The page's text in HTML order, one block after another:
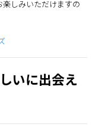
しみいただけますの
いに出会え